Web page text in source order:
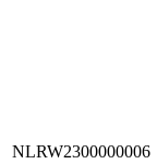
NLRW2300000006